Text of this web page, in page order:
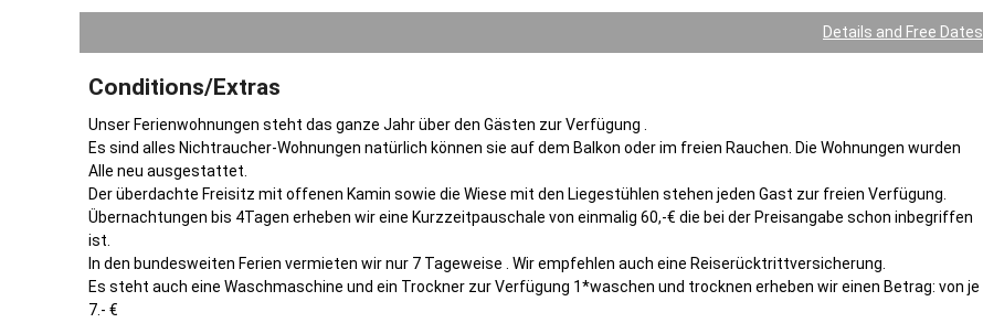
Details and Free Dates
Conditions/Extras
Unser Ferienwohnungen steht das ganze Jahr über den Gästen zur Verfügung .
Es sind alles Nichtraucher-Wohnungen natürlich können sie auf dem Balkon oder im freien Rauchen. Die Wohnungen wurden
Alle neu ausgestattet.
Der überdachte Freisitz mit offenen Kamin sowie die Wiese mit den Liegestühlen stehen jeden Gast zur freien Verfügung.
Übernachtungen bis 4Tagen erheben wir eine Kurzzeitpauschale von einmalig 60,-€ die bei der Preisangabe schon inbegriffen
ist.
In den bundesweiten Ferien vermieten wir nur 7 Tageweise . Wir empfehlen auch eine Reiserücktrittversicherung.
Es steht auch eine Waschmaschine und ein Trockner zur Verfügung 1*waschen und trocknen erheben wir einen Betrag: von je
7.- €